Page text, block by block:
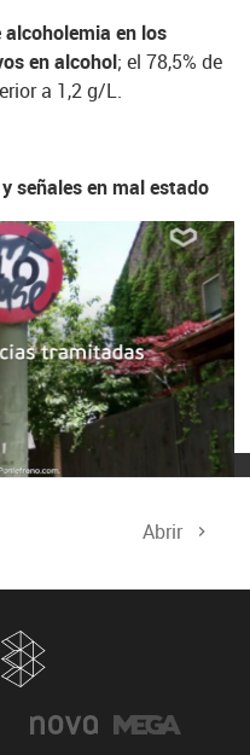
en los
en alcohol; el 78,5% de
a 1,2 g/L.
señales en mal estado
08/2021
y drogas tráfico
Abrir